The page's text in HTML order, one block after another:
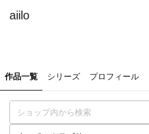
aiilo
作品一覧 シリーズ プロフィール